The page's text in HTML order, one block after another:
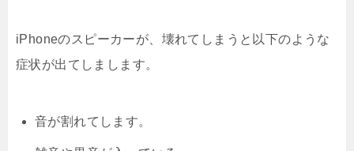
iPhoneのスピーカーが、壊れてしまうと以下のような
症状が出てしまします。
音が割れてします。